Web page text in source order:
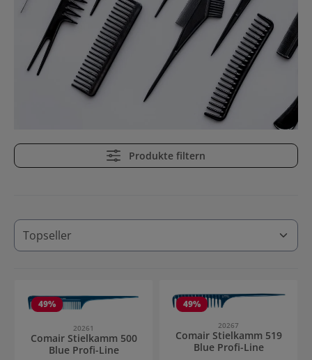
Produkte filtern
49%
20261
Comair Stielkamm 500
Blue Profi-Line
49%
20267
Comair Stielkamm 519
Blue Profi-Line